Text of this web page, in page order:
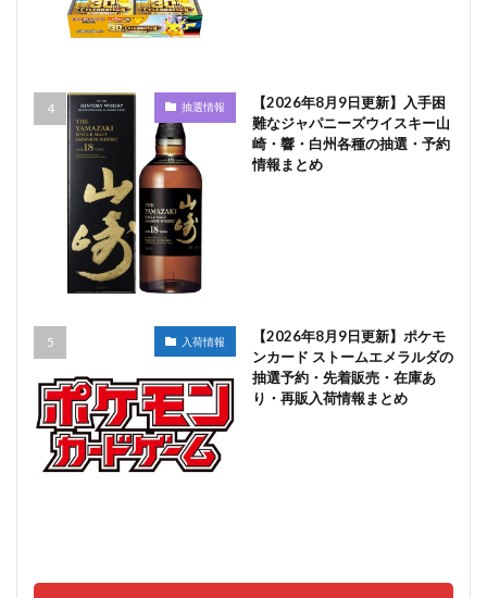
抽選情報
【2026年8月9日更新】入手困
難なジャパニーズウイスキー山
崎・響・白州各種の抽選・予約
情報まとめ
入荷情報
【2026年8月9日更新】ポケモ
ンカード ストームエメラルダの
抽選予約・先着販売・在庫あ
り・再販入荷情報まとめ